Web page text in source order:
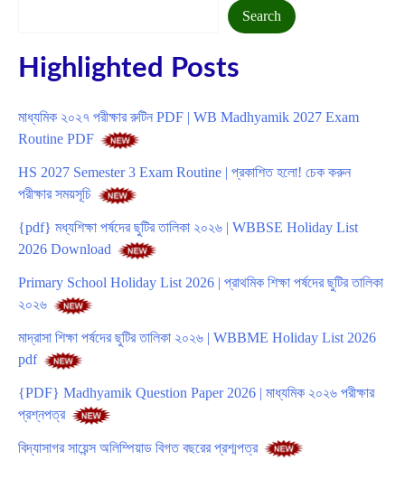
Search
Highlighted Posts
মাধ্যমিক ২০২৭ পরীক্ষার রুটিন PDF | WB Madhyamik 2027 Exam
Routine PDF
HS 2027 Semester 3 Exam Routine | প্রকাশিত হলো! চেক করুন
পরীক্ষার সময়সূচি
{pdf} মধ্যশিক্ষা পর্ষদের ছুটির তালিকা ২০২৬ | WBBSE Holiday List
2026 Download
Primary School Holiday List 2026 | প্রাথমিক শিক্ষা পর্ষদের ছুটির তালিকা
২০২৬
মাদ্রাসা শিক্ষা পর্ষদের ছুটির তালিকা ২০২৬ | WBBME Holiday List 2026
pdf
{PDF} Madhyamik Question Paper 2026 | মাধ্যমিক ২০২৬ পরীক্ষার
প্রশ্নপত্র
বিদ্যাসাগর সায়েন্স অলিম্পিয়াড বিগত বছরের প্রশ্মপত্র